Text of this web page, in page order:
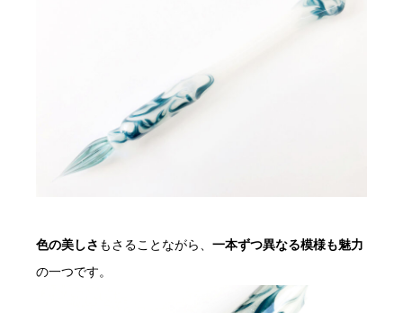
色の美しさ もさることながら、 一本ずつ異なる模様も魅力
の一つです。